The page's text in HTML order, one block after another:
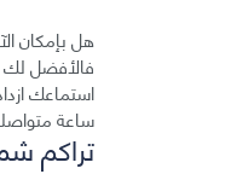
هل بإمكان
فالأفضل
ساعة
تراكم